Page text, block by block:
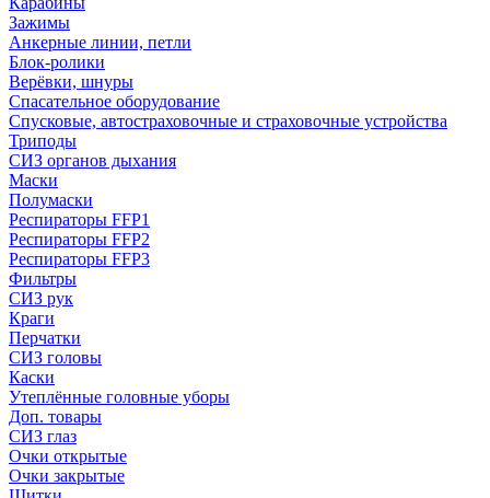
Зажимы
Анкерные линии, петли
Блок-ролики
Верёвки, шнуры
Спасательное оборудование
Спусковые, автостраховочные и страховочные устройства
Триподы
СИЗ органов дыхания
Маски
Полумаски
Респираторы FFP1
Респираторы FFP2
Респираторы FFP3
Фильтры
СИЗ рук
Краги
Перчатки
СИЗ головы
Каски
Утеплённые головные уборы
Доп. товары
СИЗ глаз
Очки открытые
Очки закрытые